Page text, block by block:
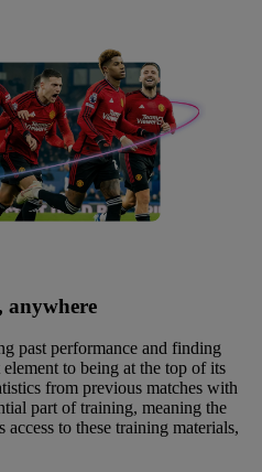
anywhere
past performance and finding
to being at the top of its
from previous matches with
part of training, meaning the
access to these training materials,